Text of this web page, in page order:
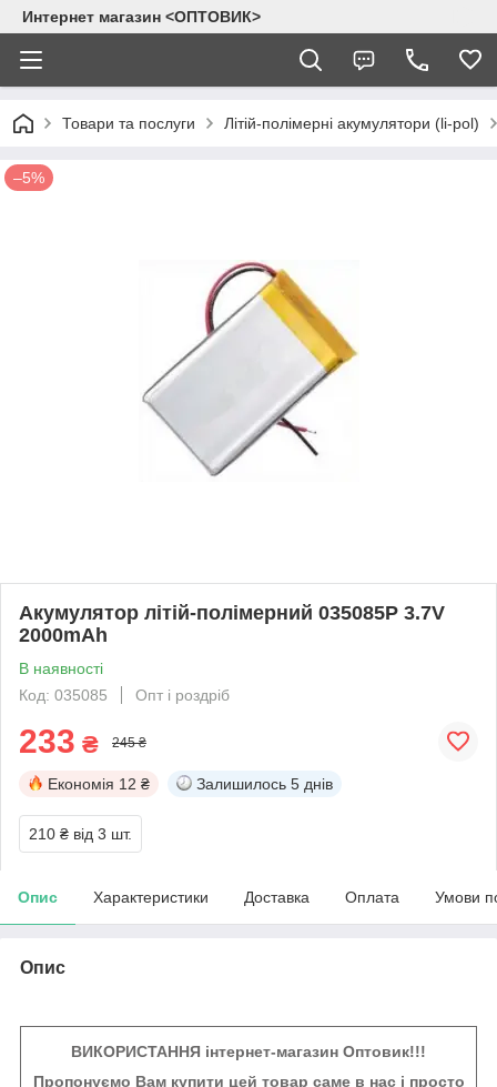
Интернет магазин <ОПТОВИК>
Товари та послуги Літій-полімерні акумулятори (li-pol)
–5%
Акумулятор літій-полімерний 035085P 3.7V
2000mAh
В наявності
Код: 035085
Опт і роздріб
233 ₴ 245 ₴
Економія 12 ₴ Залишилось 5 днів
210 ₴ від 3 шт.
Опис Характеристики Доставка Оплата Умови
Опис
ВИКОРИСТАННЯ інтернет-магазин Оптовик!!!
Пропонуємо Вам купити цей товар саме в нас і просто